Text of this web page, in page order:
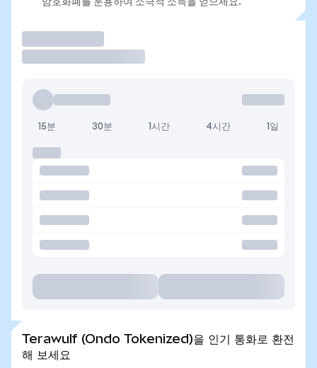
암호화폐를 운용하여 소극적 소득을 얻으세요.
15분 30분 1시간 4시간 1일
Terawulf (Ondo Tokenized)을 인기 통화로 환전
해 보세요